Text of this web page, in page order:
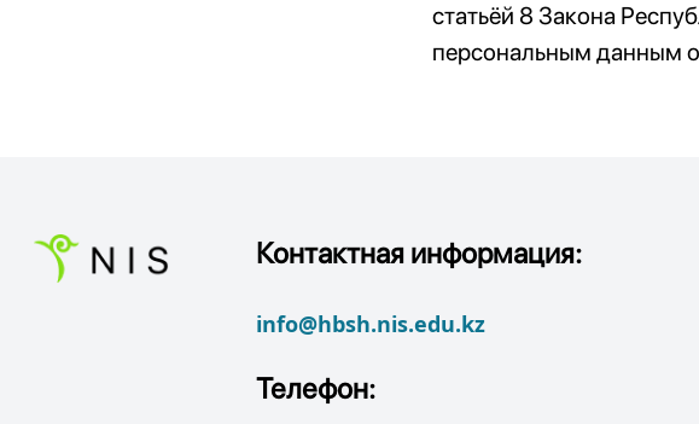
статьёй 8 Закона
персональным данным
Контактная информация:
info@hbsh.nis.edu.kz
Телефон: